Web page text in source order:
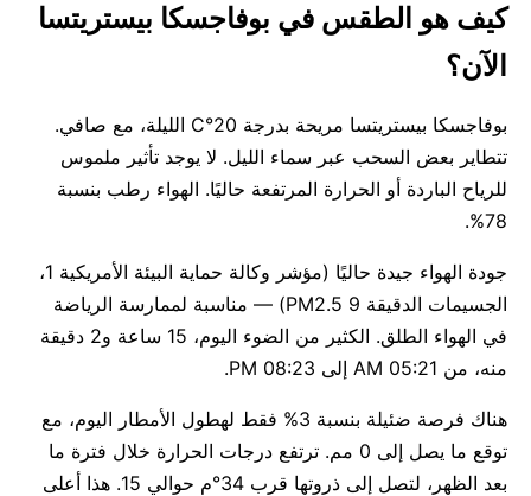
كيف هو الطقس في بوفاجسكا بيستريتسا
الآن؟
بوفاجسكا بيستريتسا مريحة بدرجة 20°C الليلة، مع صافي.
تتطاير بعض السحب عبر سماء الليل. لا يوجد تأثير ملموس
للرياح الباردة أو الحرارة المرتفعة حاليًا. الهواء رطب بنسبة
78%.
جودة الهواء جيدة حاليًا (مؤشر وكالة حماية البيئة الأمريكية 1،
الجسيمات الدقيقة PM2.5 9) — مناسبة لممارسة الرياضة
في الهواء الطلق. الكثير من الضوء اليوم، 15 ساعة و2 دقيقة
منه، من 05:21 AM إلى 08:23 PM.
هناك فرصة ضئيلة بنسبة 3% فقط لهطول الأمطار اليوم، مع
توقع ما يصل إلى 0 مم. ترتفع درجات الحرارة خلال فترة ما
بعد الظهر، لتصل إلى ذروتها قرب 34°م حوالي 15. هذا أعلى